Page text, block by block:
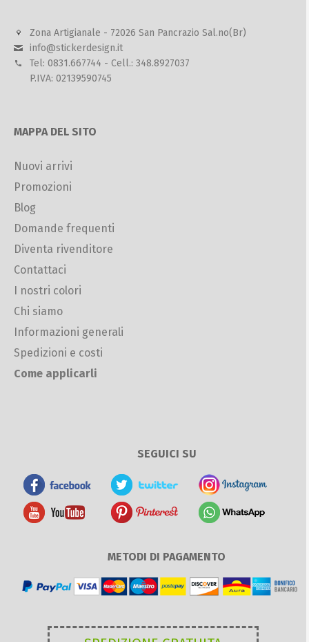
Zona Artigianale - 72026 San Pancrazio Sal.no(Br)
info@stickerdesign.it
Tel: 0831.667744 - Cell.: 348.8927037
P.IVA: 02139590745
MAPPA DEL SITO
Nuovi arrivi
Promozioni
Blog
Domande frequenti
Diventa rivenditore
Contattaci
I nostri colori
Chi siamo
Informazioni generali
Spedizioni e costi
Come applicarli
SEGUICI SU
METODI DI PAGAMENTO